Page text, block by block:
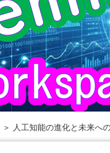
＞ 人工知能の進化と未来へ